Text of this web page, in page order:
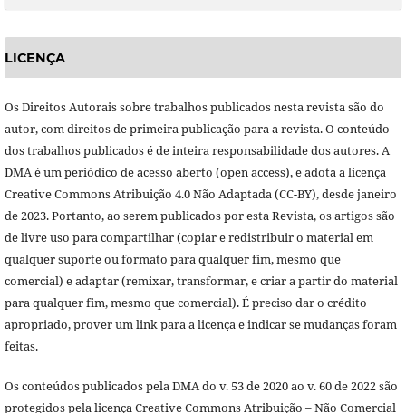
LICENÇA
Os Direitos Autorais sobre trabalhos publicados nesta revista são do
autor, com direitos de primeira publicação para a revista. O conteúdo
dos trabalhos publicados é de inteira responsabilidade dos autores. A
DMA é um periódico de acesso aberto (open access), e adota a licença
Creative Commons Atribuição 4.0 Não Adaptada (CC-BY), desde janeiro
de 2023. Portanto, ao serem publicados por esta Revista, os artigos são
de livre uso para compartilhar (copiar e redistribuir o material em
qualquer suporte ou formato para qualquer fim, mesmo que
comercial) e adaptar (remixar, transformar, e criar a partir do material
para qualquer fim, mesmo que comercial). É preciso dar o crédito
apropriado, prover um link para a licença e indicar se mudanças foram
feitas.
Os conteúdos publicados pela DMA do v. 53 de 2020 ao v. 60 de 2022 são
protegidos pela licença Creative Commons Atribuição – Não Comercial